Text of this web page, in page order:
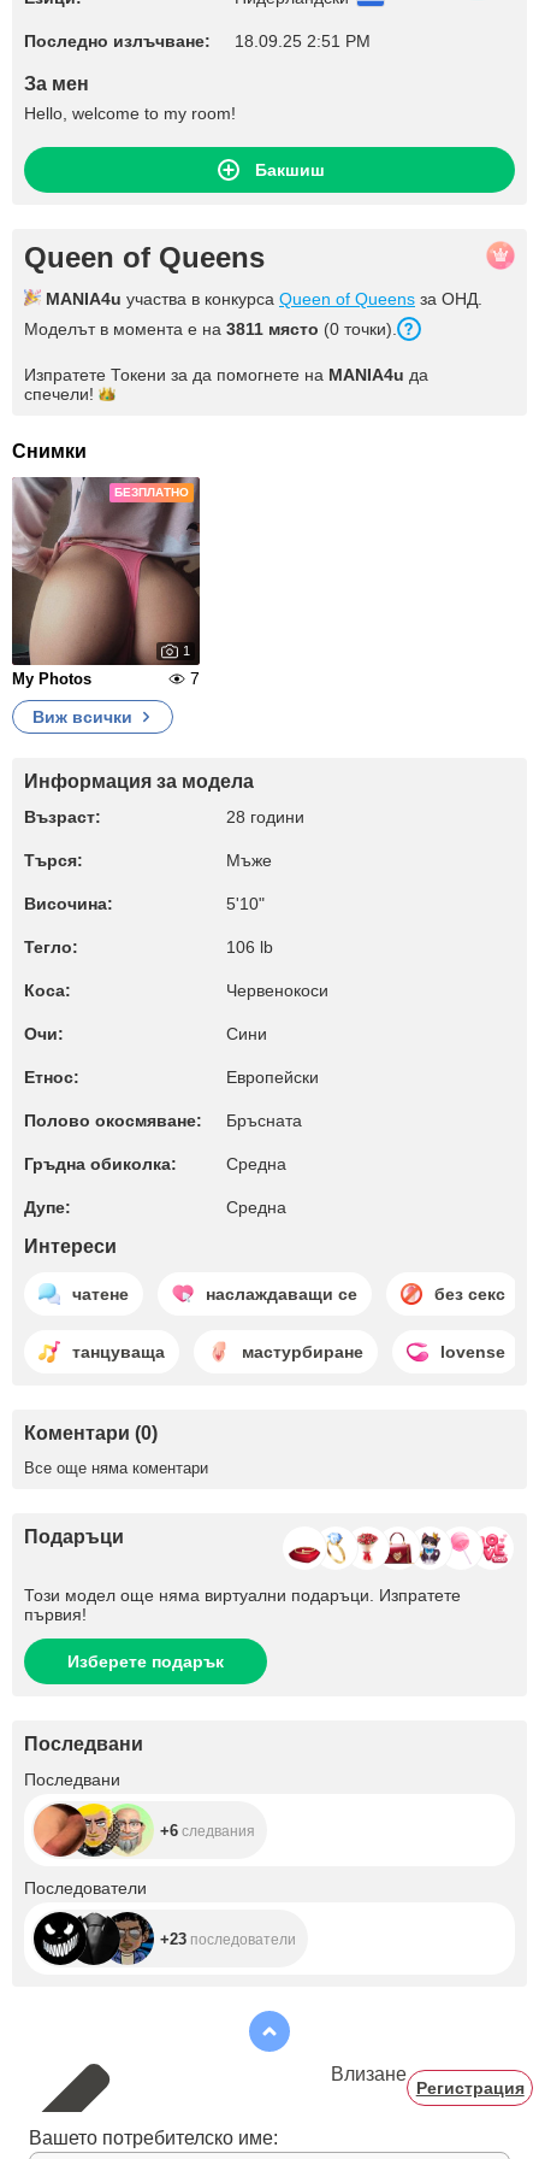
Последно излъчване: 18.09.25 2:51 PM
За мен
Hello, welcome to my room!
Бакшиш
Queen of Queens
MANIA4u участва в конкурса Queen of Queens за ОНД.
Моделът в момента е на 3811 място (0 точки).
Изпратете Токени за да помогнете на MANIA4u да
спечели!
Снимки
БЕЗПЛАТНО
1
My Photos
7
Виж всички
Информация за модела
Възраст: 28 години
Търся: Мъже
Височина: 5'10"
Тегло: 106 lb
Коса: Червенокоси
Очи: Сини
Етнос: Европейски
Полово окосмяване: Бръсната
Гръдна обиколка: Среднa
Дупе: Среднa
Интереси
чатене наслаждаващи се без секс
танцуваща мастурбиране lovense
Коментари (0)
Все още няма коментари
Подаръци
Този модел още няма виртуални подаръци. Изпратете
първия!
Изберете подарък
Последвани
Последвани
+6 следвания
Последователи
+23 последователи
Влизане
Регистрация
Вашето потребителско име: